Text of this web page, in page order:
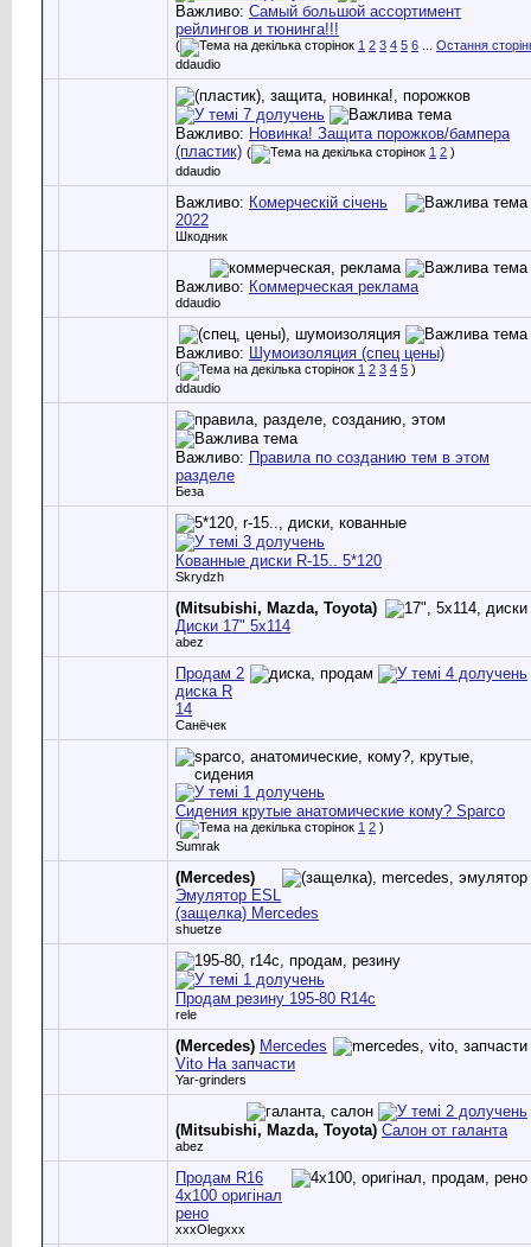
Важливо: Самый большой ассортимент
рейлингов и тюнинга!!!
( 1 2 3 4 5 6
Остання
ddaudio
Важливо: Новинка! Защита порожков/бампера
(пластик) ( 1 2 )
ddaudio
Важливо: Комерческій січень
2022
Шкодник
Важливо: Коммерческая реклама
ddaudio
Важливо: Шумоизоляция (спец цены)
( 1 2 3 4 5 )
ddaudio
Важливо: Правила по созданию тем в этом
разделе
Беза
Кованные диски R-15.. 5*120
Skrydzh
(Mitsubishi, Mazda, Toyota)
Диски 17" 5х114
abez
Продам 2
диска R
14
Санёчек
Сидения крутые анатомические кому? Sparco
( 1 2 )
Sumrak
(Mercedes)
Эмулятор ESL
(защелка) Mercedes
shuetze
Продам резину 195-80 R14c
rele
(Mercedes) Mercedes
Vito На запчасти
Yar-grinders
(Mitsubishi, Mazda, Toyota) Салон от галанта
abez
Продам R16
4x100 оригінал
рено
xxxOlegxxx